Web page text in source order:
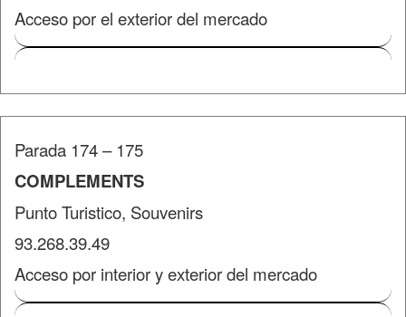
Acceso por el exterior del mercado
Parada 174 – 175
COMPLEMENTS
Punto Turistico, Souvenirs
93.268.39.49
Acceso por interior y exterior del mercado